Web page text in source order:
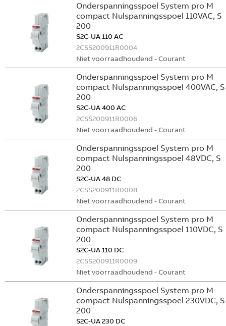
Onderspanningsspoel System pro M
compact Nulspanningsspoel 110VAC, S
200
S2C-UA 110 AC
2CSS200911R0004
Niet voorraadhoudend - Courant
Onderspanningsspoel System pro M
compact Nulspanningsspoel 400VAC, S
200
S2C-UA 400 AC
2CSS200911R0006
Niet voorraadhoudend - Courant
Onderspanningsspoel System pro M
compact Nulspanningsspoel 48VDC, S
200
S2C-UA 48 DC
2CSS200911R0008
Niet voorraadhoudend - Courant
Onderspanningsspoel System pro M
compact Nulspanningsspoel 110VDC, S
200
S2C-UA 110 DC
2CSS200911R0009
Niet voorraadhoudend - Courant
Onderspanningsspoel System pro M
compact Nulspanningsspoel 230VDC, S
200
S2C-UA 230 DC